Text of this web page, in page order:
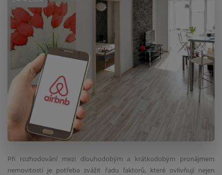
Při rozhodování mezi dlouhodobým a krátkodobým pronájmem
nemovitostí je potřeba zvážit řadu faktorů, které ovlivňují nejen